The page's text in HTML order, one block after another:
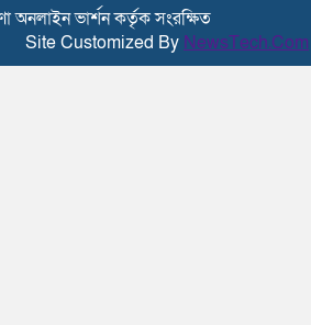
অনলাইন ভার্শন কর্তৃক সংরক্ষিত
Site Customized By NewsTech.Com